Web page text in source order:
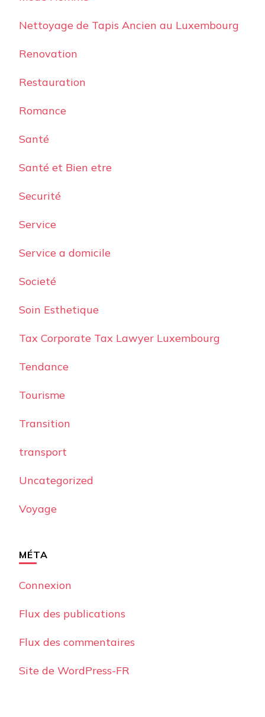
Nettoyage de Tapis Ancien au Luxembourg
Renovation
Restauration
Romance
Santé
Santé et Bien etre
Securité
Service
Service a domicile
Societé
Soin Esthetique
Tax Corporate Tax Lawyer Luxembourg
Tendance
Tourisme
Transition
transport
Uncategorized
Voyage
MÉTA
Connexion
Flux des publications
Flux des commentaires
Site de WordPress-FR